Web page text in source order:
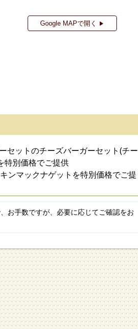
Google MAPで開く ▶
セットのチーズバーガーセット(チー
特別価格でご提供
ンマックナゲットを特別価格でご提
お手数ですが、必要に応じてご確認をお